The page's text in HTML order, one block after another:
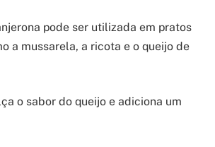
pode ser utilizada em pratos
a mussarela, a ricota e o queijo de
o sabor do queijo e adiciona um